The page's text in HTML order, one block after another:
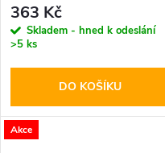
363 Kč
Skladem - hned k odeslání
>5 ks
DO KOŠÍKU
Akce